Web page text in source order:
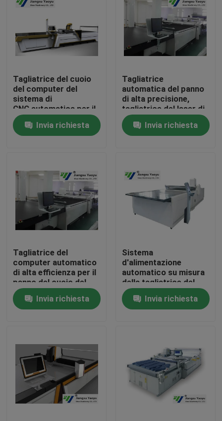
Casa
Circa noi
Giro della fabbrica
Controllo di qualità
Contattici
Macchina tagliante idraulica
Macchina tagliante della pressa idraulica
Tagliatrice del cuoio
del computer del
sistema di
CNC automatica per il
giocattolo della
pelucheInvia richiesta
Tagliatrice
automatica del panno
di alta precisione,
tagliatrice del laser di
CNC
Invia richiesta
Tagliatrice del
computer automatico
di alta efficienza per il
panno del cuoio del
sofà
Invia richiesta
Sistema
d'alimentazione
automatico su misura
della tagliatrice del
computer della prova
40T della polvere
Invia richiesta